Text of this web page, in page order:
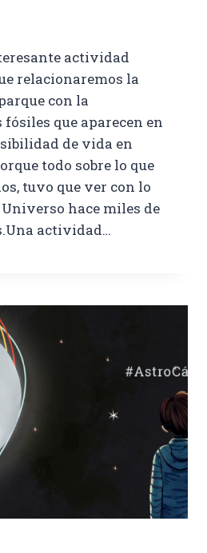
actividad
relacionaremos la
con la
que aparecen en
de vida en
todo sobre lo que
tuvo que ver con lo
hace miles de
actividad…